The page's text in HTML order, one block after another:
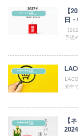
+++++福袋++++++
【
日
【
予想
+++++福袋++++++
売中
【